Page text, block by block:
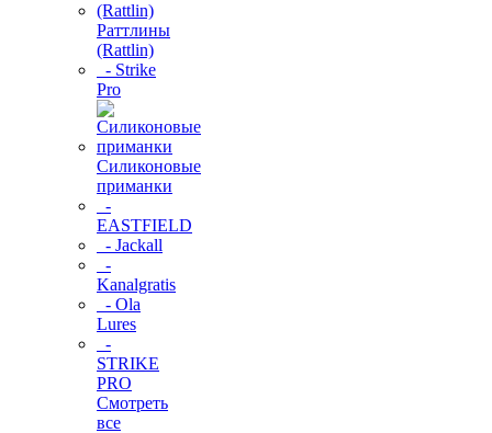
Раттлины
(Rattlin)
- Strike
Pro
Силиконовые
приманки
-
EASTFIELD
- Jackall
-
Kanalgratis
- Ola
Lures
-
STRIKE
PRO
Смотреть
все